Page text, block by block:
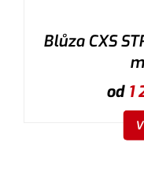
Blůza CXS
od 1